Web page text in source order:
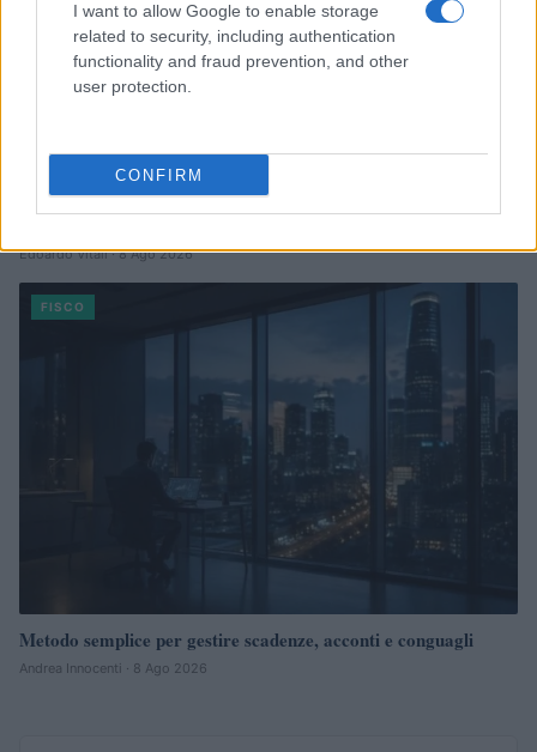
I want to allow Google to enable storage
related to security, including authentication
functionality and fraud prevention, and other
user protection.
CONFIRM
Realizzo controllato e holding: cosa cambia per le società e i
Edoardo Vitali · 8 Ago 2026
FISCO
Metodo semplice per gestire scadenze, acconti e conguagli
Andrea Innocenti · 8 Ago 2026